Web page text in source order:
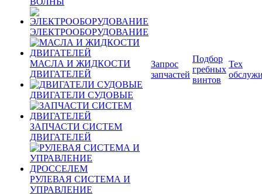
ЭЛЕКТРООБОРУДОВАНИЕ
МАСЛА И ЖИДКОСТИ
ДВИГАТЕЛЕЙ
ДВИГАТЕЛИ СУДОВЫЕ
ЗАПЧАСТИ СИСТЕМ
ДВИГАТЕЛЕЙ
РУЛЕВАЯ СИСТЕМА И
УПРАВЛЕНИЕ
Запрос
запчастей
Подбор
гребных
винтов
Тех